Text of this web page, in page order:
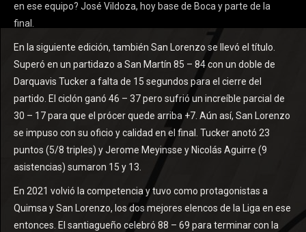
en ese equipo? José Vildoza, hoy base de Boca y parte de la
final.
En la siguiente edición, también San Lorenzo se llevó el título.
Superó en un partidazo a San Martín 85 – 84 con un doble de
Darquavis Tucker a falta de 15 segundos para el cierre del
partido. El ciclón ganó 46 – 37 pero sufrió un increíble parcial de
30 – 17 para que el prócer quede arriba +7. Aún así, San Lorenzo
se impuso con su oficio y calidad en el final. Tucker anotó 23
puntos (5/8 triples) y Jerome Meyinsse y Nicolás Aguirre (9
asistencias) sumaron 15 y 13.
En 2021 volvió la competencia y tuvo como protagonistas a
Quimsa y San Lorenzo, los dos mejores elencos de la Liga en ese
entonces. El santiagueño celebró 88 – 69 para terminar con la